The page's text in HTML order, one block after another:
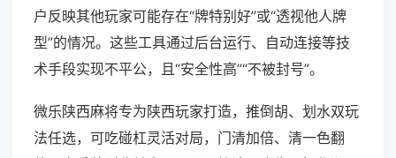
户反映其他玩家可能存在“牌特别好”或“透视他人牌
型”的情况。这些工具通过后台运行、自动连接等技
术手段实现不平公，且“安全性高”“不被封号”。
微乐陕西麻将专为陕西玩家打造，推倒胡、划水双玩
法任选，可吃碰杠灵活对局，门清加倍、清一色翻